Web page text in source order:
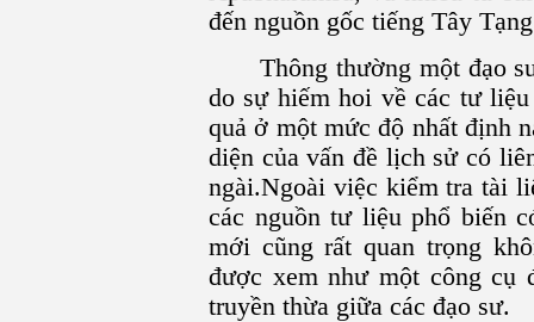
đến nguồn gốc tiếng Tây
Thông thường một đạo
do sự hiếm hoi về các tư
quả ở một mức độ nhất định
diện của vấn đề lịch sử có
ngài.Ngoài việc kiểm tra tài
các nguồn tư liệu phổ biến
mới cũng rất quan trọng
được xem như một công cụ
truyền thừa giữa các đạo sư.